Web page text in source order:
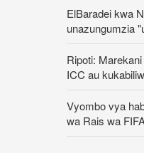
ElBaradei kwa
unazungumzia
Ripoti:
ICC au
Vyombo vya
wa Rais wa